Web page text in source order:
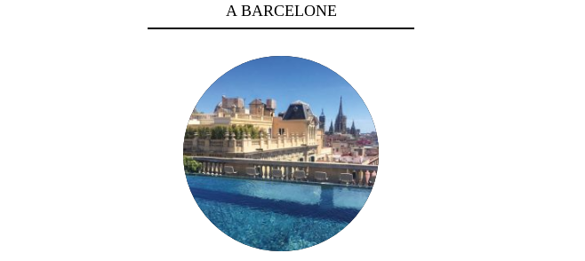
A BARCELONE